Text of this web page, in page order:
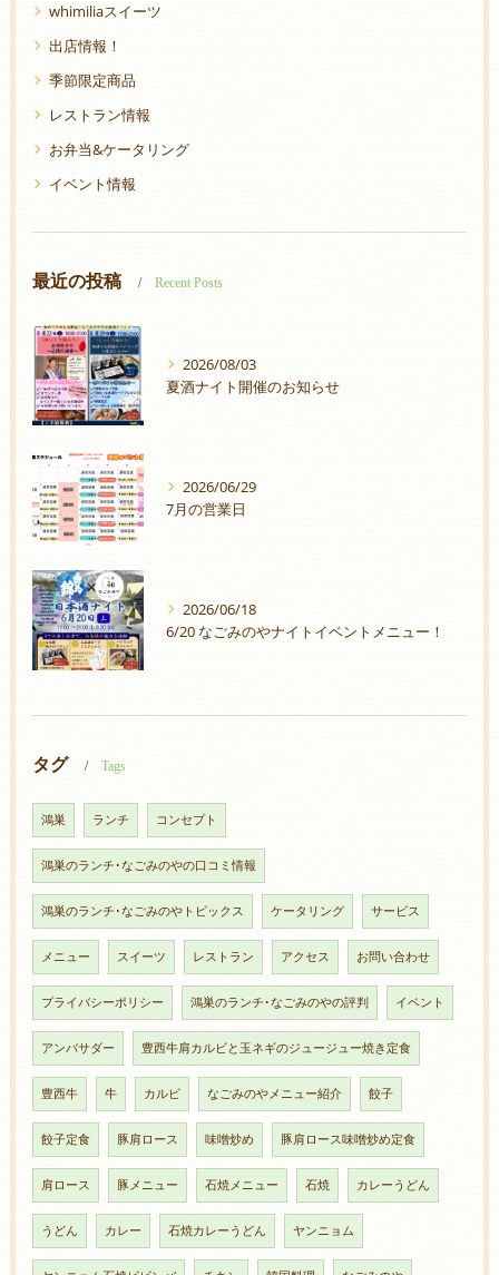
whimiliaスイーツ
出店情報！
季節限定商品
レストラン情報
お弁当&ケータリング
イベント情報
最近の投稿 Recent Posts
2026/08/03
夏酒ナイト開催のお知らせ
2026/06/29
7月の営業日
2026/06/18
6/20 なごみのやナイトイベントメニュー！
タグ Tags
鴻巣 ランチ コンセプト
鴻巣のランチ･なごみのやの口コミ情報
鴻巣のランチ･なごみのやトピックス ケータリング サービス
メニュー スイーツ レストラン アクセス お問い合わせ
プライバシーポリシー 鴻巣のランチ･なごみのやの評判 イベント
アンバサダー 豊西牛肩カルビと玉ネギのジュージュー焼き定食
豊西牛 牛 カルビ なごみのやメニュー紹介 餃子
餃子定食 豚肩ロース 味噌炒め 豚肩ロース味噌炒め定食
肩ロース 豚メニュー 石焼メニュー 石焼 カレーうどん
うどん カレー 石焼カレーうどん ヤンニョム